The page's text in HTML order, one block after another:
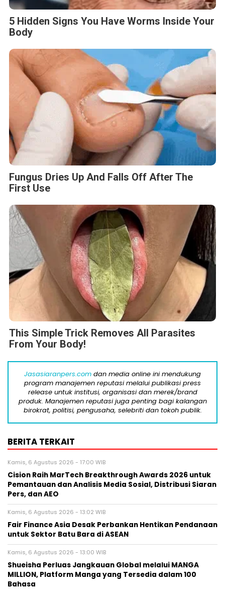
5 Hidden Signs You Have Worms Inside Your
Body
Fungus Dries Up And Falls Off After The
First Use
This Simple Trick Removes All Parasites
From Your Body!
Jasasiaranpers.com dan media online ini mendukung
program manajemen reputasi melalui publikasi press
release untuk institusi, organisasi dan merek/brand
produk. Manajemen reputasi juga penting bagi kalangan
birokrat, politisi, pengusaha, selebriti dan tokoh publik.
BERITA TERKAIT
Kamis, 6 Agustus 2026 - 17:00 WIB
Cision Raih MarTech Breakthrough Awards 2026 untuk
Pemantauan dan Analisis Media Sosial, Distribusi Siaran
Pers, dan AEO
Kamis, 6 Agustus 2026 - 13:02 WIB
Fair Finance Asia Desak Perbankan Hentikan Pendanaan
untuk Sektor Batu Bara di ASEAN
Kamis, 6 Agustus 2026 - 13:00 WIB
Shueisha Perluas Jangkauan Global melalui MANGA
MILLION, Platform Manga yang Tersedia dalam 100
Bahasa